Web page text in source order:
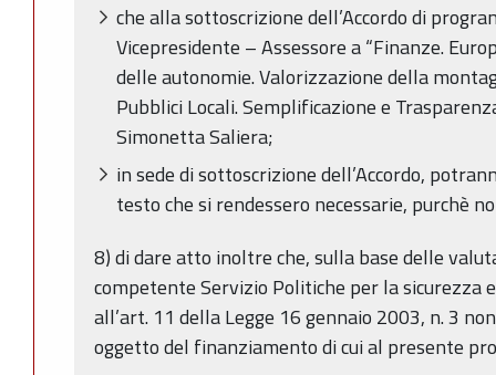
che alla sottoscrizione dell’Accordo di
Vicepresidente – Assessore a “Finanze.
delle autonomie. Valorizzazione della
Pubblici Locali. Semplificazione e
Simonetta Saliera;
in sede di sottoscrizione dell’Accordo,
testo che si rendessero necessarie, purchè
8) di dare atto inoltre che, sulla base delle
competente Servizio Politiche per la sicurezza
all’art. 11 della Legge 16 gennaio 2003, n. 3
oggetto del finanziamento di cui al presente